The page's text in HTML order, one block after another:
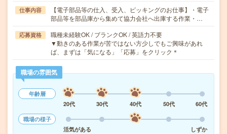
仕事内容
【電子部品等の仕入、受入、ピッキングのお仕事】・電子
部品等を部品庫から集めて協力会社へ出庫する作業・…
応募資格
職種未経験OK / ブランクOK / 英語力不要
▼動きのある作業が苦ではない方少しでもご興味があれ
ば、まずは「気になる」「応募」をクリック＊
職場の雰囲気
年齢層
20代
30代 40代 50代
60代
職場の様子
活気がある
しずか